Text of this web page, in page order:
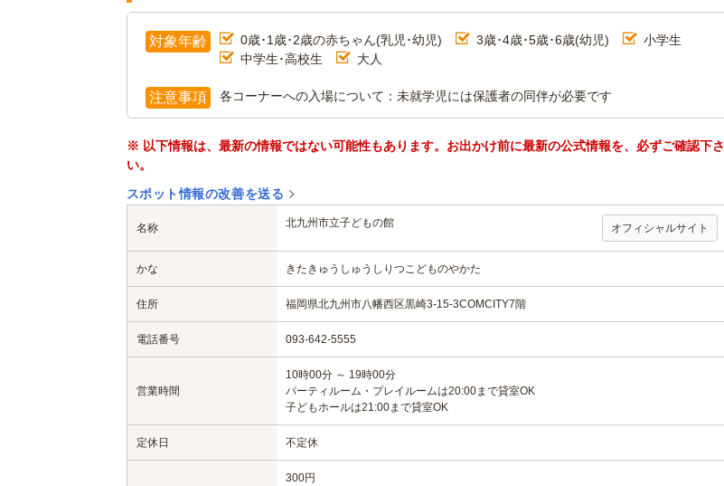
対象年齢 0歳･1歳･2歳の赤ちゃん(乳児･幼児) 3歳･4歳･5歳･6歳(幼児)
小学生
中学生･高校生
大人
注意事項 各コーナーへの入場について：未就学児には保護者の同伴が必要です
※ 以下情報は、最新の情報ではない可能性もあります。お出かけ前に最新の公式情報を、必ずご確認下さ
い。
スポット情報の改善を送る
名称 北九州市立子どもの館 オフィシャルサイト
かな きたきゅうしゅうしりつこどものやかた
住所 福岡県北九州市八幡西区黒崎3-15-3COMCITY7階
電話番号 093-642-5555
営業時間
10時00分 ～ 19時00分
パーティルーム・プレイルームは20:00まで貸室OK
子どもホールは21:00まで貸室OK
定休日 不定休
300円